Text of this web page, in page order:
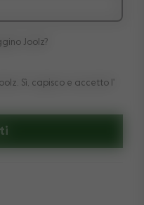
Joolz?
Sì, capisco e accetto l'
Sì, capisco e accetto l'